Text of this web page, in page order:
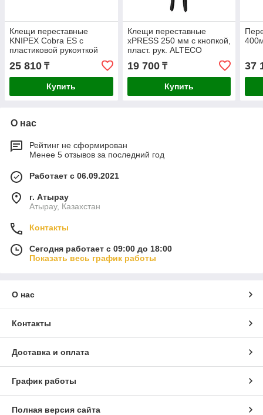
Клещи переставные
KNIPEX Cobra ES с
пластиковой рукояткой
250мм 8751250
25 810 ₸
Купить
Клещи переставные
xPRESS 250 мм с кнопкой,
пласт. рук. ALTECO
Industrial 0705-1K-250-X
19 700₸
Купить
37
О нас
Рейтинг не сформирован
Менее 5 отзывов за последний год
Работает с 06.09.2021
г. Атырау
Атырау, Казахстан
Контакты
Сегодня работает с 09:00 до 18:00
Показать весь график работы
О нас
Контакты
Доставка и оплата
График работы
Полная версия сайта